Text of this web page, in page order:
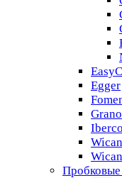
Egger
Пробковые